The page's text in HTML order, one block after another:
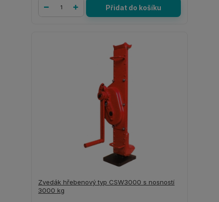
Přidat do košíku
Zvedák hřebenový typ CSW3000 s nosností
3000 kg